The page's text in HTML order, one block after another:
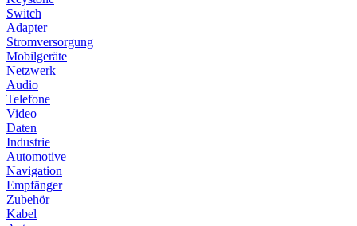
Switch
Adapter
Stromversorgung
Mobilgeräte
Netzwerk
Audio
Telefone
Video
Daten
Industrie
Automotive
Navigation
Empfänger
Zubehör
Kabel